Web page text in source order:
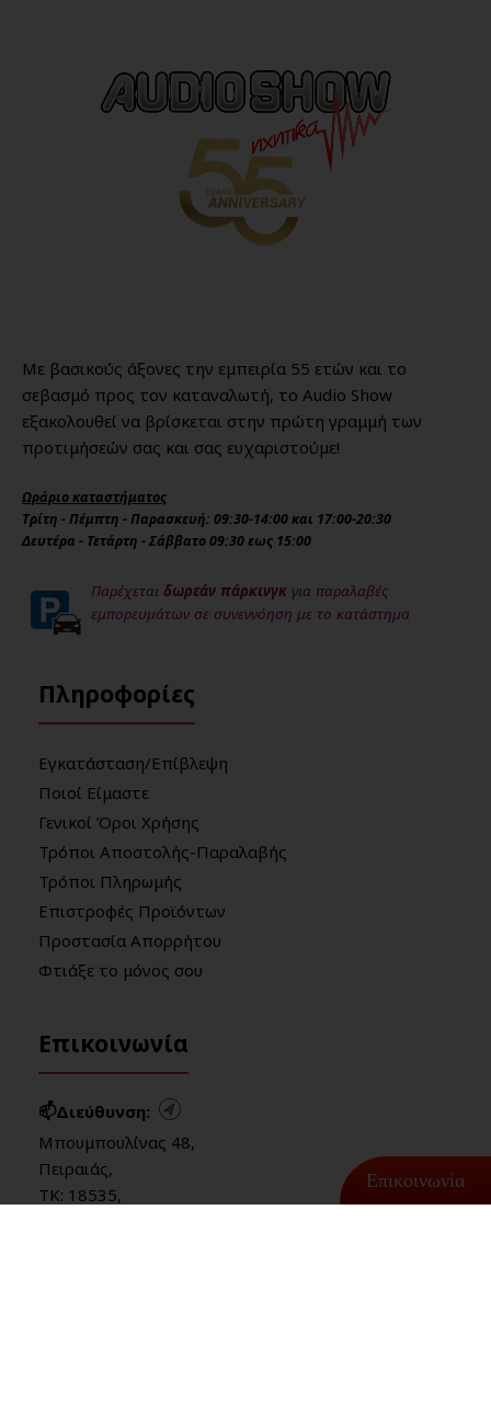
Επικοινωνία
Με βασικούς άξονες την εμπειρία 55 ετών και το
σεβασμό προς τον καταναλωτή, το Audio Show
εξακολουθεί να βρίσκεται στην πρώτη γραμμή των
προτιμήσεών σας και σας ευχαριστούμε!
Ωράριο καταστήματος
Τρίτη - Πέμπτη - Παρασκευή: 09:30-14:00 και 17:00-20:30
Δευτέρα - Τετάρτη - Σάββατο 09:30 εως 15:00
Παρέχεται δωρεάν πάρκινγκ για παραλαβές
εμπορευμάτων σε συνεννόηση με το κατάστημα
Πληροφορίες
Εγκατάσταση/Επίβλεψη
Ποιοί Είμαστε
Γενικοί Όροι Χρήσης
Τρόποι Αποστολής-Παραλαβής
Τρόποι Πληρωμής
Επιστροφές Προϊόντων
Προστασία Απορρήτου
Φτιάξε το μόνος σου
Επικοινωνία
📫Διεύθυνση:
Μπουμπουλίνας 48,
Πειραιάς,
ΤΚ: 18535,